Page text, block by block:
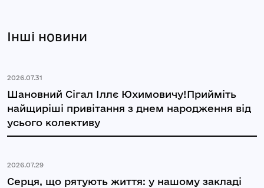
Інші новини
2026.07.31
Шановний Сігал Іллє Юхимовичу!Прийміть
найщиріші привітання з днем народження від
усього колективу
2026.07.29
Серця, що рятують життя: у нашому закладі